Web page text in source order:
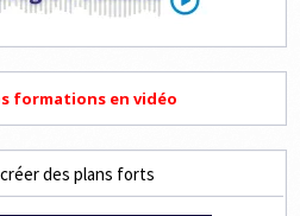
formations en vidéo
des plans forts